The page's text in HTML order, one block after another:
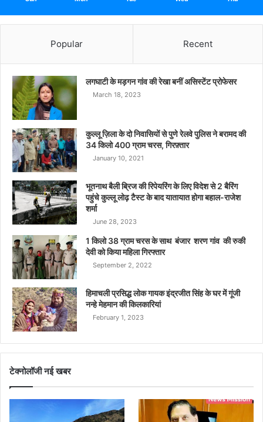
Popular Recent
लगघाटी के मड़गन गांव की रेखा बनीं असिस्टेंट प्रोफेसर
March 18, 2023
कुल्लू ज़िला के दो निवासियों से पुणे रेलवे पुलिस ने बरामद की
34 किलो 400 ग्राम चरस, गिरफ़्तार
January 10, 2021
भूतनाथ बैली ब्रिज की रिपेयरिंग के लिए विदेश से 2 बैरिंग
पहुंचे कुल्लू लोढ़ टैस्ट के बाद यातायात होगा बहाल-राजेश
शर्मा
June 28, 2023
1 किलो 38 ग्राम चरस के साथ बंजार शरण गांव की रुकी
देवी को किया महिला गिरफ्तार
September 2, 2022
हिमाचली प्रसिद्ध लोक गायक इंद्रजीत सिंह के घर में गूंजी
नन्हे मेहमान की किलकारियां
February 1, 2023
टेक्नोलॉजी नई खबर